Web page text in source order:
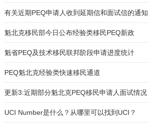
有关近期PEQ申请人收到延期信和面试信的通知
魁北克移民部今日公布经验类移民PEQ新政
魁省PEQ及技术移民联邦阶段申请进度统计
PEQ魁北克经验类快速移民通道
更新3:近期部分魁北克PEQ移民申请人面试情况
UCI Number是什么？从哪里可以找到UCI？